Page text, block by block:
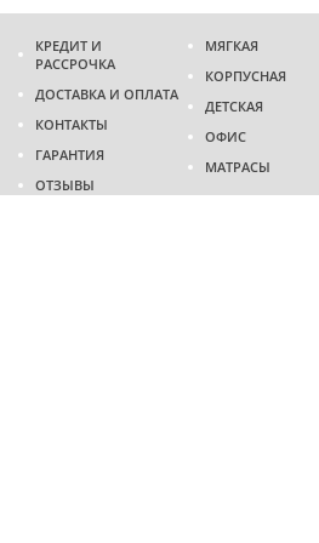
КРЕДИТ И
РАССРОЧКА
ДОСТАВКА И ОПЛАТА
КОНТАКТЫ
ГАРАНТИЯ
ОТЗЫВЫ
МЯГКАЯ
КОРПУСНАЯ
ДЕТСКАЯ
ОФИС
МАТРАСЫ